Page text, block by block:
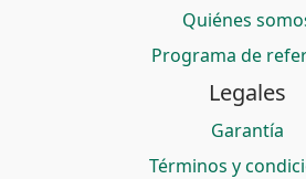
Quiénes
Programa de
Legales
Garantía
Términos y